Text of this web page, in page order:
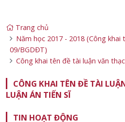
Trang chủ
Năm học 2017 - 2018 (Công
09/BGDĐT)
Công khai tên đề tài luận văn
CÔNG KHAI TÊN ĐỀ TÀI
LUẬN ÁN TIẾN SĨ
TIN HOẠT ĐỘNG